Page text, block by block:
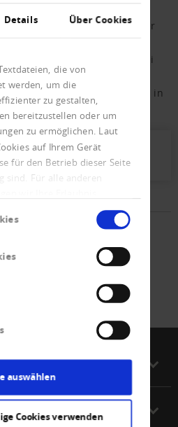
Details Über Cookies
die von
werden, um die
zu gestalten,
bereitzustellen oder um
zu ermöglichen. Laut
auf Ihrem Gerät
für den Betrieb dieser Seite
sind. Für alle anderen
auswählen
Cookies verwenden
aufgrund von Mängeln in der
Vorjahresvergleich auch bei
weiter zu, ein Rekord liegt in
(517 KB)